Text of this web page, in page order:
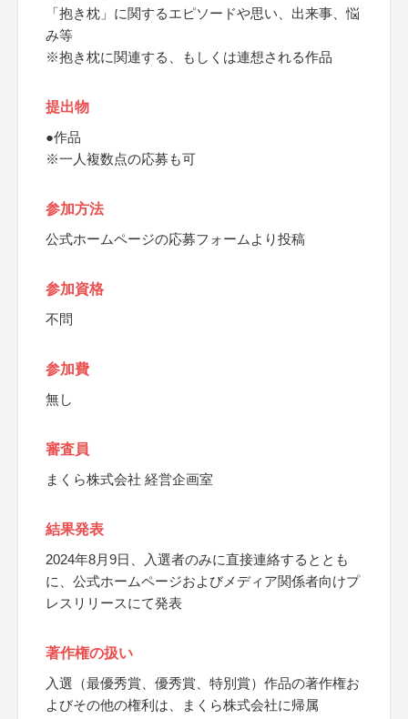
「抱き枕」に関するエピソードや思い、出来事、悩
み等
※抱き枕に関連する、もしくは連想される作品
提出物
●作品
※一人複数点の応募も可
参加方法
公式ホームページの応募フォームより投稿
参加資格
不問
参加費
無し
審査員
まくら株式会社 経営企画室
結果発表
2024年8月9日、入選者のみに直接連絡するととも
に、公式ホームページおよびメディア関係者向けプ
レスリリースにて発表
著作権の扱い
入選（最優秀賞、優秀賞、特別賞）作品の著作権お
よびその他の権利は、まくら株式会社に帰属